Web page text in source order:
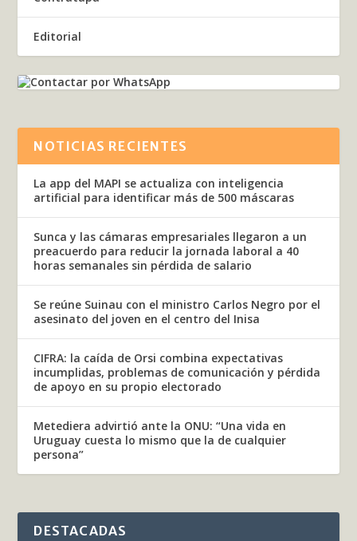
Editorial
NOTICIAS RECIENTES
La app del MAPI se actualiza con inteligencia
artificial para identificar más de 500 máscaras
Sunca y las cámaras empresariales llegaron a un
preacuerdo para reducir la jornada laboral a 40
horas semanales sin pérdida de salario
Se reúne Suinau con el ministro Carlos Negro por el
asesinato del joven en el centro del Inisa
CIFRA: la caída de Orsi combina expectativas
incumplidas, problemas de comunicación y pérdida
de apoyo en su propio electorado
Metediera advirtió ante la ONU: “Una vida en
Uruguay cuesta lo mismo que la de cualquier
persona”
DESTACADAS